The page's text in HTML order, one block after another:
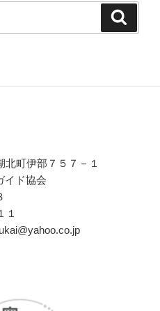
町伊部７５７－１
イド協会
１